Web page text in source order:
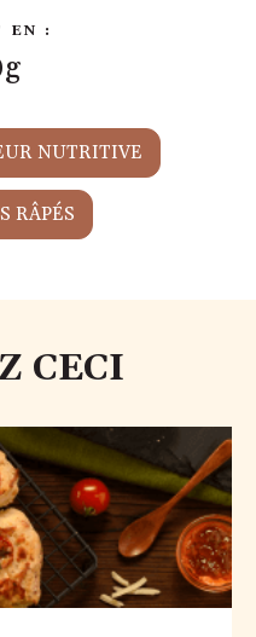
EN :
NUTRITIVE
RÂPÉS
CECI